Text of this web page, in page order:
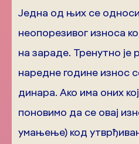
Једна од њих се
неопорезивог износа
на зараде. Тренутно је
наредне године износ
динара. Ако има оних
поновимо да се овај
умањење) код